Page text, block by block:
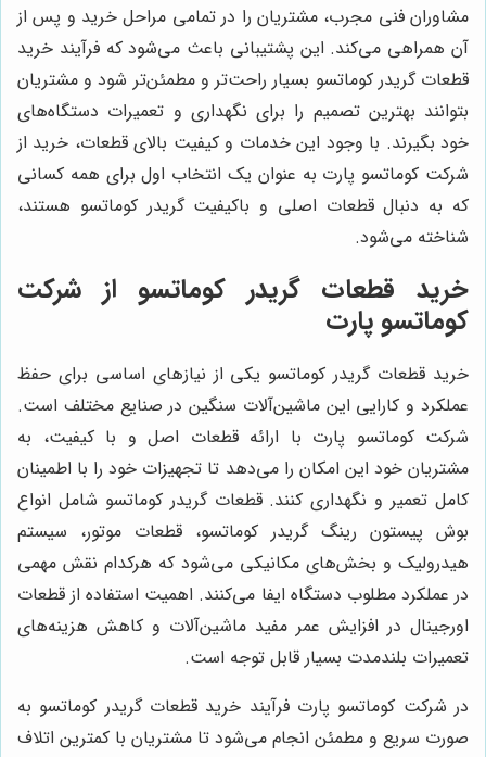
مشاوران فنی مجرب، مشتریان را در تمامی مراحل خرید و پس از
آن همراهی می‌کند. این پشتیبانی باعث می‌شود که فرآیند خرید
قطعات گریدر کوماتسو بسیار راحت‌تر و مطمئن‌تر شود و مشتریان
بتوانند بهترین تصمیم را برای نگهداری و تعمیرات دستگاه‌های
خود بگیرند. با وجود این خدمات و کیفیت بالای قطعات، خرید از
شرکت کوماتسو پارت به عنوان یک انتخاب اول برای همه کسانی
که به دنبال قطعات اصلی و باکیفیت گریدر کوماتسو هستند،
شناخته می‌شود.
خرید قطعات گریدر کوماتسو از شرکت
کوماتسو پارت
خرید قطعات گریدر کوماتسو یکی از نیازهای اساسی برای حفظ
عملکرد و کارایی این ماشین‌آلات سنگین در صنایع مختلف است.
شرکت کوماتسو پارت با ارائه قطعات اصل و با کیفیت، به
مشتریان خود این امکان را می‌دهد تا تجهیزات خود را با اطمینان
کامل تعمیر و نگهداری کنند. قطعات گریدر کوماتسو شامل انواع
بوش پیستون رینگ گریدر کوماتسو، قطعات موتور، سیستم
هیدرولیک و بخش‌های مکانیکی می‌شود که هرکدام نقش مهمی
در عملکرد مطلوب دستگاه ایفا می‌کنند. اهمیت استفاده از قطعات
اورجینال در افزایش عمر مفید ماشین‌آلات و کاهش هزینه‌های
تعمیرات بلندمدت بسیار قابل توجه است.
در شرکت کوماتسو پارت فرآیند خرید قطعات گریدر کوماتسو به
صورت سریع و مطمئن انجام می‌شود تا مشتریان با کمترین اتلاف